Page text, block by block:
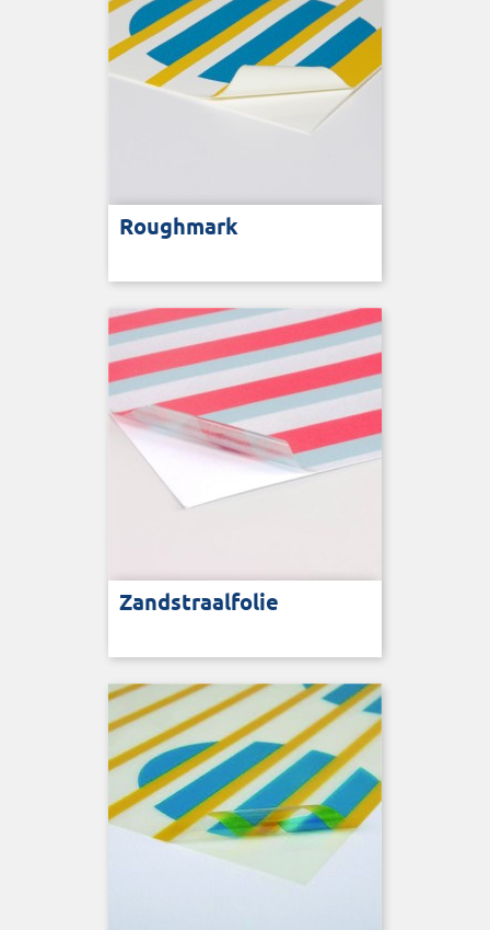
Roughmark
Zandstraalfolie